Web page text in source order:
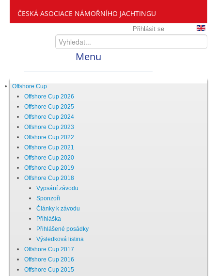
ČESKÁ ASOCIACE NÁMOŘNÍHO JACHTINGU
Přihlásit se
Menu
Home
ČANY
Kdo jsme
Zveme vás mezi nás
Setkání ČANY
Chci se stát členem
Oznámení
Offshore Cup
Offshore Cup 2026
Offshore Cup 2025
Offshore Cup 2024
Offshore Cup 2023
Offshore Cup 2022
Offshore Cup 2021
Offshore Cup 2020
Offshore Cup 2019
Offshore Cup 2018
Vypsání závodu
Sponzoři
Články k závodu
Přihláška
Přihlášené posádky
Výsledková listina
Offshore Cup 2017
Offshore Cup 2016
Offshore Cup 2015